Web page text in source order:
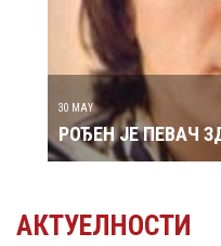
30 MAY
РОЂЕН ЈЕ ПЕВАЧ
АКТУЕЛНОСТИ